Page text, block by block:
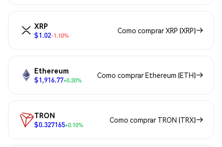
XRP
$1.02-1.10%
Como comprar XRP (XRP)
Ethereum
$1,916.77+0.30%
Como comprar Ethereum (ETH)
TRON
$0.327165+0.10%
Como comprar TRON (TRX)